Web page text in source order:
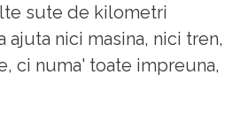
sute de kilometri
ajuta nici masina, nici tren,
ci numa' toate impreuna,
Macar sint pe acelasi